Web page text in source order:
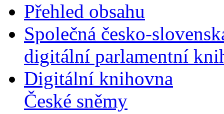
Přehled obsahu
Společná česko-
digitální parlamentní
Digitální knihovna
České sněmy